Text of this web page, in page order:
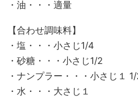
・油・・・適量
【合わせ調味料】
・塩・・・小さじ1/4
・砂糖・・・小さじ1/2
・ナンプラー・・・小さじ１
・水・・・大さじ１